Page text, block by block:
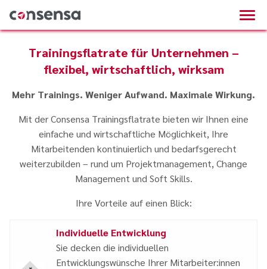
Trainingsflatrate für Unternehmen –
flexibel, wirtschaftlich, wirksam
Mehr Trainings. Weniger Aufwand. Maximale Wirkung.
Mit der Consensa Trainingsflatrate bieten wir Ihnen eine
einfache und wirtschaftliche Möglichkeit, Ihre
Mitarbeitenden kontinuierlich und bedarfsgerecht
weiterzubilden – rund um Projektmanagement, Change
Management und Soft Skills.
Ihre Vorteile auf einen Blick:
Individuelle Entwicklung
Sie decken die individuellen
Entwicklungswünsche Ihrer Mitarbeiter:innen